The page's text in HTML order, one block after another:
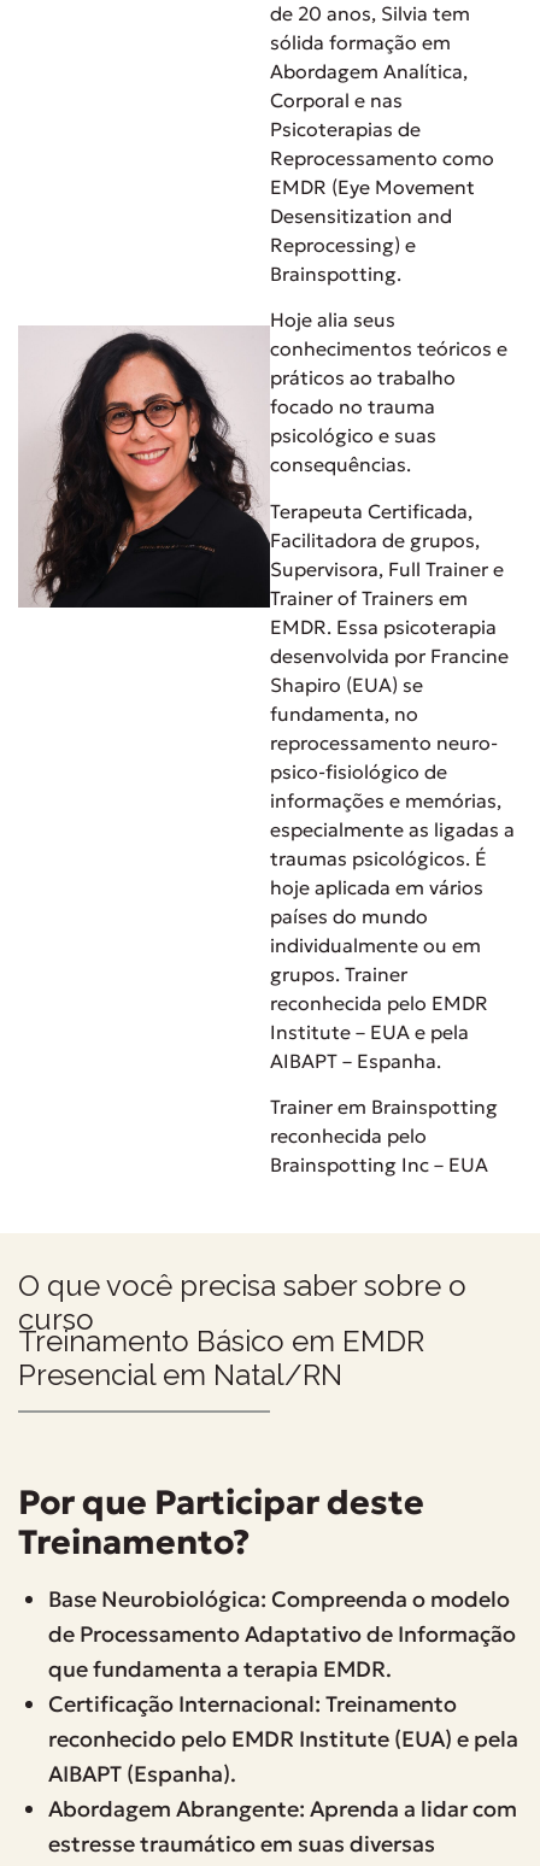
de 20 anos, Silvia tem
sólida formação em
Abordagem Analítica,
Corporal e nas
Psicoterapias de
Reprocessamento como
EMDR (Eye Movement
Desensitization and
Reprocessing) e
Brainspotting.
Hoje alia seus
conhecimentos teóricos e
práticos ao trabalho
focado no trauma
psicológico e suas
consequências.
Terapeuta Certificada,
Facilitadora de grupos,
Supervisora, Full Trainer e
Trainer of Trainers em
EMDR. Essa psicoterapia
desenvolvida por Francine
Shapiro (EUA) se
fundamenta, no
reprocessamento neuro-
psico-fisiológico de
informações e memórias,
especialmente as ligadas a
traumas psicológicos. É
hoje aplicada em vários
países do mundo
individualmente ou em
grupos. Trainer
reconhecida pelo EMDR
Institute – EUA e pela
AIBAPT – Espanha.
Trainer em Brainspotting
reconhecida pelo
Brainspotting Inc – EUA
O que você precisa saber sobre o
curso
Treinamento Básico em EMDR
Presencial em Natal/RN
Por que Participar deste
Treinamento?
Base Neurobiológica: Compreenda o modelo
de Processamento Adaptativo de Informação
que fundamenta a terapia EMDR.
Certificação Internacional: Treinamento
reconhecido pelo EMDR Institute (EUA) e pela
AIBAPT (Espanha).
Abordagem Abrangente: Aprenda a lidar com
estresse traumático em suas diversas